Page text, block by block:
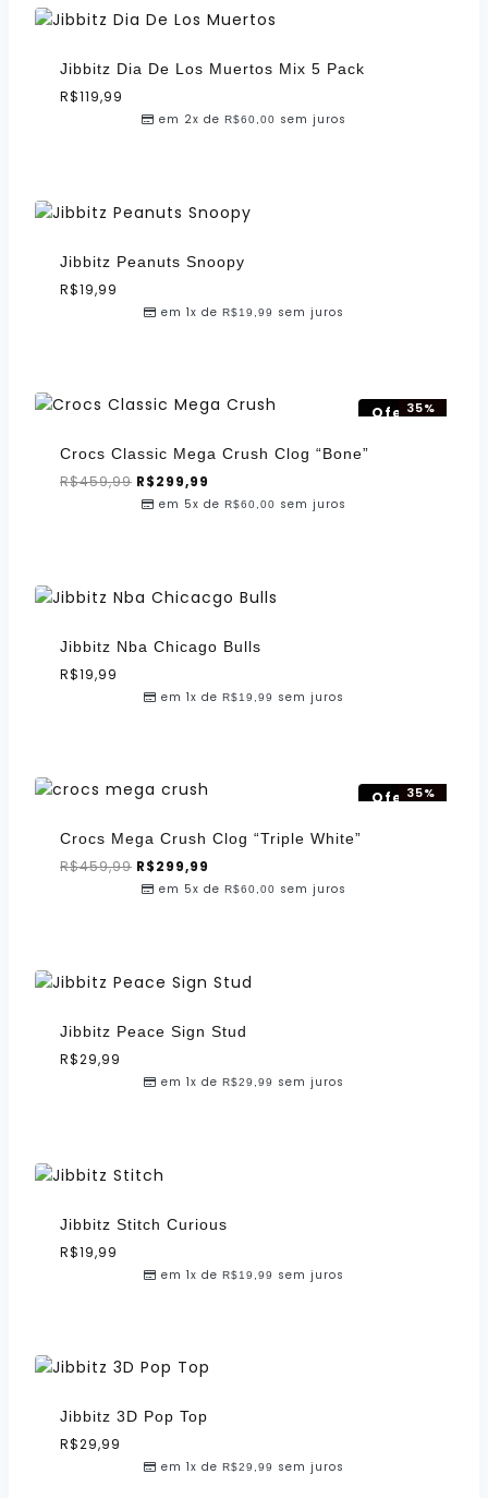
Jibbitz Dia De Los Muertos Mix 5 Pack
R$119,99
em 2x de R$60,00 sem juros
Jibbitz Peanuts Snoopy
R$19,99
em 1x de R$19,99 sem juros
Oferta!
35%
OFF!
Crocs Classic Mega Crush Clog “Bone”
R$459,99 R$299,99
em 5x de R$60,00 sem juros
Jibbitz Nba Chicago Bulls
R$19,99
em 1x de R$19,99 sem juros
Oferta!
35%
OFF!
Crocs Mega Crush Clog “Triple White”
R$459,99 R$299,99
em 5x de R$60,00 sem juros
Jibbitz Peace Sign Stud
R$29,99
em 1x de R$29,99 sem juros
Jibbitz Stitch Curious
R$19,99
em 1x de R$19,99 sem juros
Jibbitz 3D Pop Top
R$29,99
em 1x de R$29,99 sem juros